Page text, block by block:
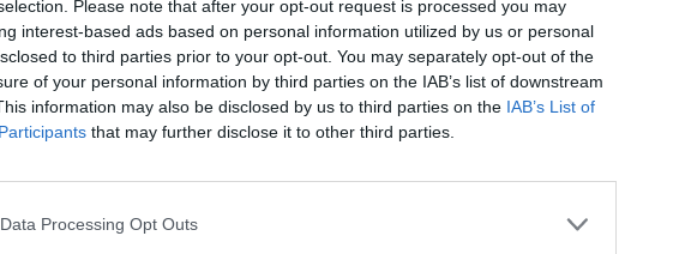
Please note that after your opt-out request is processed you may
interest-based ads based on personal information utilized by us or personal
to third parties prior to your opt-out. You may separately opt-out of the
of your personal information by third parties on the IAB’s list of downstream
information may also be disclosed by us to third parties on the IAB’s List of
that may further disclose it to other third parties.
Processing Opt Outs
pénteken 12 órakor rendkívüli közgyűlést tart a Graboplast Rt. A
egy tagjának lemondása folytán a felügyelőbizottság egy